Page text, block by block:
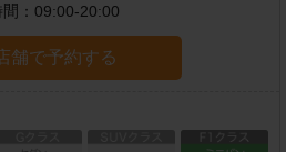
： 09:00-20:00
舗で予約する